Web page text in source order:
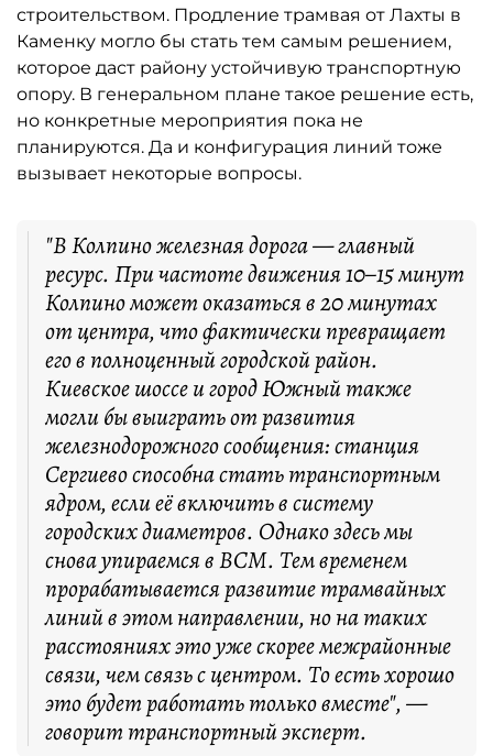
строительством. Продление трамвая от Лахты в
Каменку могло бы стать тем самым решением,
которое даст району устойчивую транспортную
опору. В генеральном плане такое решение есть,
но конкретные мероприятия пока не
планируются. Да и конфигурация линий тоже
вызывает некоторые вопросы.
"В Колпино железная дорога — главный
ресурс. При частоте движения 10–15 минут
Колпино может оказаться в 20 минутах
от центра, что фактически превращает
его в полноценный городской район.
Киевское шоссе и город Южный также
могли бы выиграть от развития
железнодорожного сообщения: станция
Сергиево способна стать транспортным
ядром, если её включить в систему
городских диаметров. Однако здесь мы
снова упираемся в ВСМ. Тем временем
прорабатывается развитие трамвайных
линий в этом направлении, но на таких
расстояниях это уже скорее межрайонные
связи, чем связь с центром. То есть хорошо
это будет работать только вместе", —
говорит транспортный эксперт.